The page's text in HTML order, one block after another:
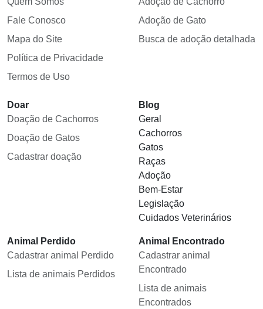
Fale Conosco
Mapa do Site
Política de Privacidade
Termos de Uso
Adoção de Gato
Busca de adoção detalhada
Doar
Doação de Cachorros
Doação de Gatos
Cadastrar doação
Blog
Geral
Cachorros
Gatos
Raças
Adoção
Bem-Estar
Legislação
Cuidados Veterinários
Animal Perdido
Cadastrar animal Perdido
Lista de animais Perdidos
Animal Encontrado
Cadastrar animal
Encontrado
Lista de animais
Encontrados